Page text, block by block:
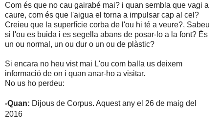
Com és que no cau gairabé mai? i quan sembla que vagi a
caure, com és que l'aigua el torna a impulsar cap al cel?
Creieu que la superfície corba de l'ou hi té a veure?, Sabeu
si l'ou es buida i es segella abans de posar-lo a la font? És
un ou normal, un ou dur o un ou de plàstic?
Si encara no heu vist mai L'ou com balla us deixem
informació de on i quan anar-ho a visitar.
No us ho perdeu:
-Quan: Dijous de Corpus. Aquest any el 26 de maig del
2016